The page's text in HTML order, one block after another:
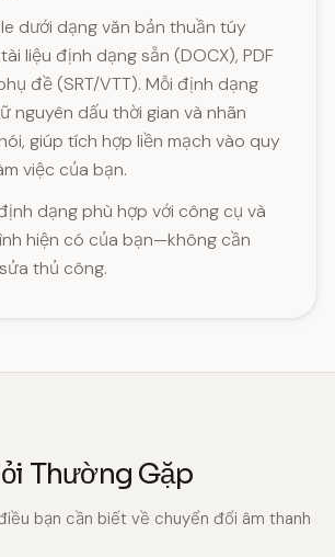
dưới dạng văn bản thuần túy
liệu định dạng sẵn (DOCX), PDF
đề (SRT/VTT). Mỗi định dạng
nguyên dấu thời gian và nhãn
giúp tích hợp liền mạch vào quy
việc của bạn.
dạng phù hợp với công cụ và
hiện có của bạn—không cần
thủ công.
Thường Gặp
bạn cần biết về chuyển đổi âm thanh